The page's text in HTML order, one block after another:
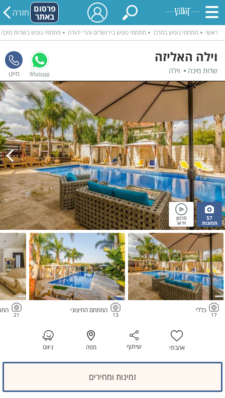
פרסום
באתר חזרה
ראשי מתחמי נופש במרכז מתחמי נופש בירושלים והרי יהודה מתחמי נופש בשדות מיכה
וילה האליזה
שדות מיכה וילה Whatsapp
57
תמונות
סרטון
וידאו
17
כללי
13
המתחם החיצוני
21
אהבתי שיתוף מפה ניווט
זמינות ומחירים